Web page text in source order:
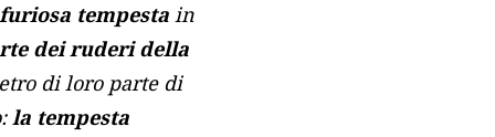
furiosa tempesta in
dei ruderi della
di loro parte di
la tempesta